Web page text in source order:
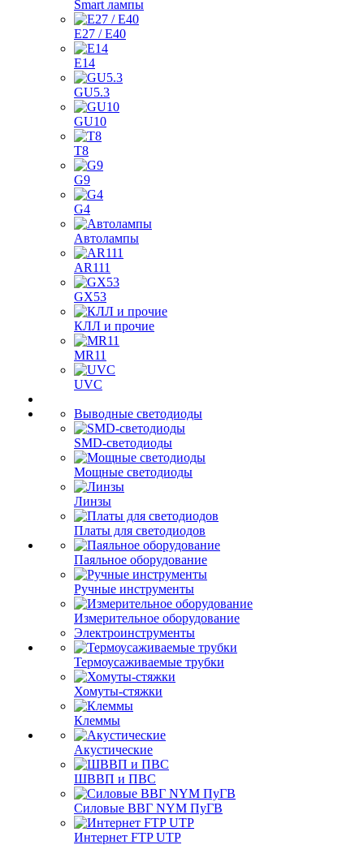
Smart лампы
E27 / E40
E14
GU5.3
GU10
T8
G9
G4
Автолампы
AR111
GX53
КЛЛ и прочие
MR11
UVC
Выводные светодиоды
SMD-светодиоды
Мощные светодиоды
Линзы
Платы для светодиодов
Паяльное оборудование
Ручные инструменты
Измерительное оборудование
Электроинструменты
Термоусаживаемые трубки
Хомуты-стяжки
Клеммы
Акустические
ШВВП и ПВС
Силовые ВВГ NYM ПуГВ
Интернет FTP UTP